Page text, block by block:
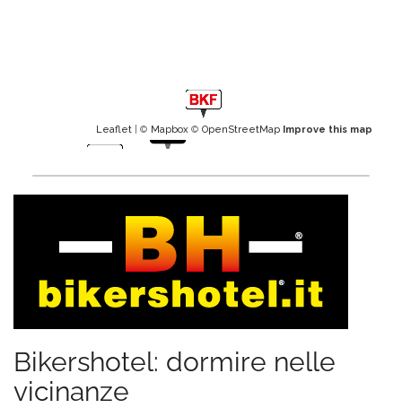
Leaflet | © Mapbox © OpenStreetMap Improve this map
Bikershotel: dormire nelle
vicinanze